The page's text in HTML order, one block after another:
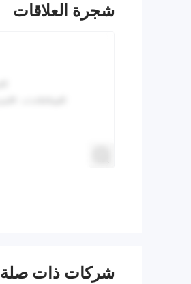
شجرة العلاقات
شركات ذات صلة